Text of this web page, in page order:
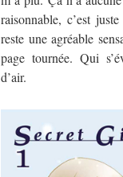
raisonnable, c’est
reste une agréable
page tournée. Qui
d’air.